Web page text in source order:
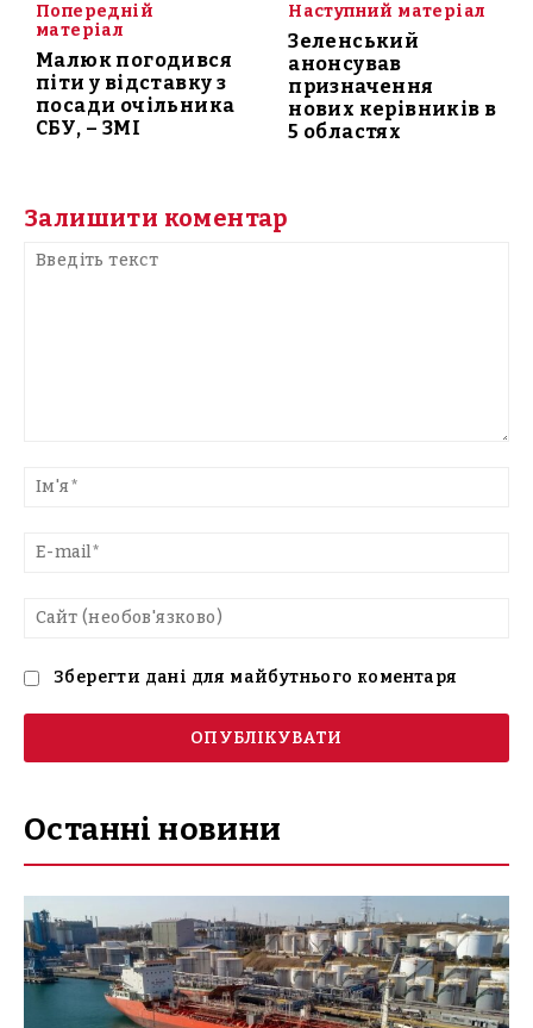
Попередній
матеріал
Малюк погодився
піти у відставку з
посади очільника
СБУ, – ЗМІ
Наступний матеріал
Зеленський
анонсував
призначення
нових керівників в
5 областях
Залишити коментар
текст
Зберегти дані для майбутнього коментаря
Останні новини